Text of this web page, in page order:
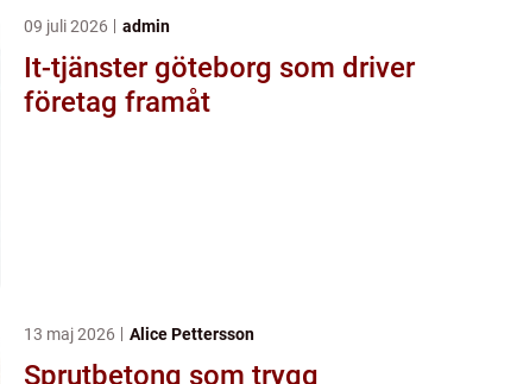
09 juli 2026 admin
It-tjänster göteborg som driver
företag framåt
13 maj 2026 Alice Pettersson
Sprutbetong som trygg